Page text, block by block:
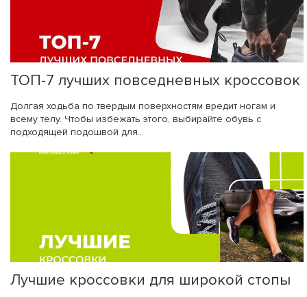
ТОП-7 лучших повседневных кроссовок
Долгая ходьба по твердым поверхностям вредит ногам и
всему телу. Чтобы избежать этого, выбирайте обувь с
подходящей подошвой для...
Лучшие кроссовки для широкой стопы